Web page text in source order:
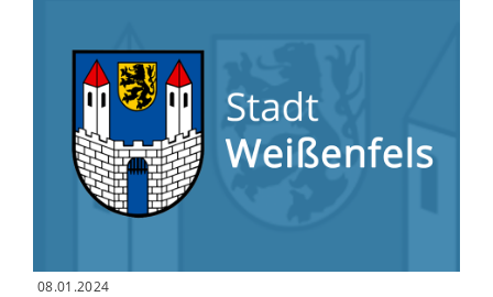
08.01.2024